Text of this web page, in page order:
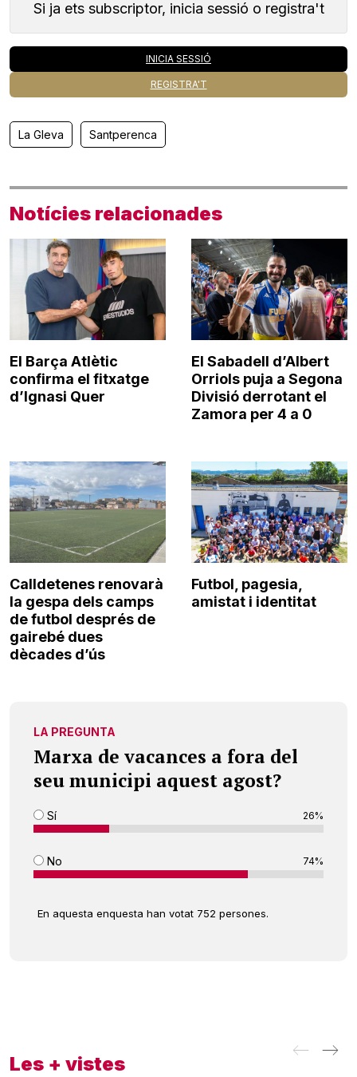
Si ja ets subscriptor, inicia sessió o registra't
INICIA SESSIÓ
REGISTRA'T
La Gleva Santperenca
Notícies relacionades
El Barça Atlètic
confirma el fitxatge
d’Ignasi Quer
El Sabadell d’Albert
Orriols puja a Segona
Divisió derrotant el
Zamora per 4 a 0
Calldetenes renovarà
la gespa dels camps
de futbol després de
gairebé dues
dècades d’ús
Futbol, pagesia,
amistat i identitat
LA PREGUNTA
Marxa de vacances a fora del
seu municipi aquest agost?
Sí 26%
No 74%
En aquesta enquesta han votat 752 persones.
Les + vistes